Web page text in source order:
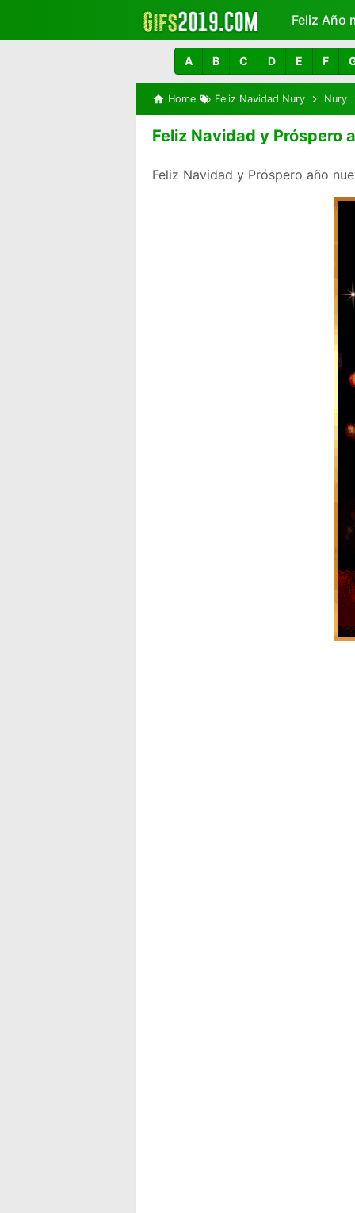
Feliz Año
Más
A B C D E F
Home Feliz Navidad Nury Nury
Feliz Navidad y Próspero
Feliz Navidad y Próspero año